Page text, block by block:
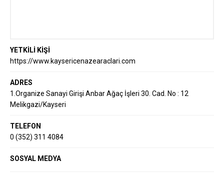
YETKİLİ KİŞİ
https://www.kaysericenazearaclari.com
ADRES
1.Organize Sanayi Girişi Anbar Ağaç İşleri 30. Cad. No : 12
Melikgazi/Kayseri
TELEFON
0 (352) 311 4084
SOSYAL MEDYA